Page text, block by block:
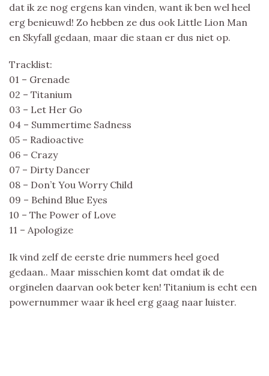
dat ik ze nog ergens kan vinden, want ik ben wel heel
erg benieuwd! Zo hebben ze dus ook Little Lion Man
en Skyfall gedaan, maar die staan er dus niet op.
Tracklist:
01 – Grenade
02 – Titanium
03 – Let Her Go
04 – Summertime Sadness
05 – Radioactive
06 – Crazy
07 – Dirty Dancer
08 – Don’t You Worry Child
09 – Behind Blue Eyes
10 – The Power of Love
11 – Apologize
Ik vind zelf de eerste drie nummers heel goed
gedaan.. Maar misschien komt dat omdat ik de
orginelen daarvan ook beter ken! Titanium is echt een
powernummer waar ik heel erg gaag naar luister.